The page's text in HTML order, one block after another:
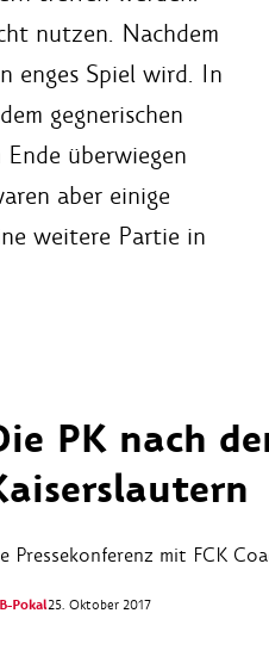
nutzen. Nachdem
enges Spiel wird. In
gegnerischen
überwiegen
aber einige
weitere Partie in
PK nach
Pressekonferenz mit FCK
Pokal25. Oktober 2017